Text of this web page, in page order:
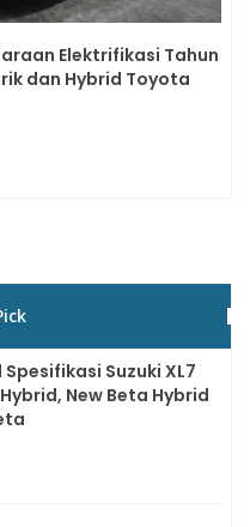
Elektrifikasi Tahun
dan Hybrid Toyota
Suzuki XL7
New Beta Hybrid